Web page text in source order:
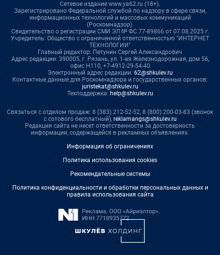
Сетевое издание www.ya62.ru (18+).
Зарегистрировано Федеральной службой по надзору в сфере связи,
информационных технологий и массовых коммуникаций
(Роскомнадзор).
Свидетельство о регистрации СМИ ЭЛ № ФС 77-89866 от 07.08.2025 г.
Учредитель: Общество с ограниченной ответственностью "ИНТЕРНЕТ
ТЕХНОЛОГИИ"
Главный редактор: Петунин Сергей Александрович
Адрес редакции: 390005, г. Рязань, ул. 1-ая Железнодорожная, дом 56,
офис Н110, +7-4912-29-54-40
Электронный адрес редакции: 62@shkulev.ru
Контактные данные для Роскомнадзора и государственных органов:
juristekat@shkulev.ru
Техподдержка: help@shkulev.ru
Связаться с отделом продаж: 8 (383) 212-52-52, 8 (800) 200-03-83 (звонок
с сотового бесплатный), reklamangs@shkulev.ru
Редакция сайта не несет ответственности за достоверность
информации, содержащейся в рекламных объявлениях.
Информация об ограничениях
Политика использования cookies
Рекомендательные системы
Политика конфиденциальности и обработки персональных данных и
правила использования сайта